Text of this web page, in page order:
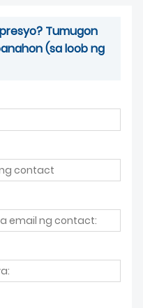
Tumugon
(sa loob ng